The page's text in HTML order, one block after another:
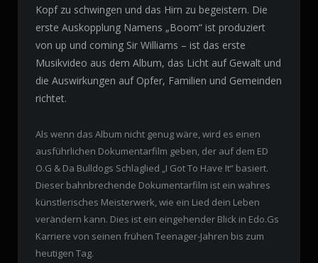
Kopf zu schwingen und das Hirn zu begeistern. Die
erste Auskopplung Namens „Boom“ ist produziert
von up und coming Sir Williams – ist das erste
Musikvideo aus dem Album, das Licht auf Gewalt und
die Auswirkungen auf Opfer, Familien und Gemeinden
richtet.
Als wenn das Album nicht genug wäre, wird es einen
ausführlichen Dokumentarfilm geben, der auf dem ED
O.G & Da Bulldogs Schlaglied „I Got To Have It“ basiert.
Dieser bahnbrechende Dokumentarfilm ist ein wahres
künstlerisches Meisterwerk, wie ein Lied dein Leben
verändern kann. Dies ist ein eingehender Blick in Edo.Gs
Karriere von seinen frühen Teenager-Jahren bis zum
heutigen Tag.